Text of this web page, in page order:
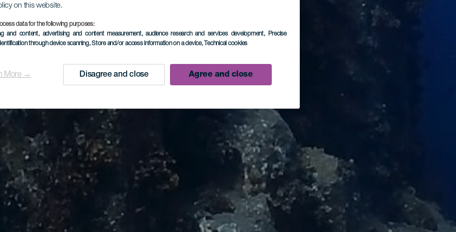
on this website.
data for the following purposes:
and content, advertising and content measurement, audience research and services development, Precise
through device scanning, Store and/or access information on a device, Technical cookies
More → Disagree and close Agree and close